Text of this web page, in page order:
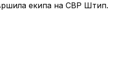
екипа на СВР Штип.